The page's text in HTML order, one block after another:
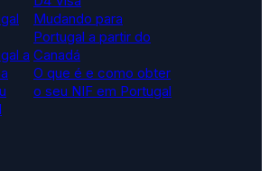
a
Mudando para
Portugal a partir do
Canadá
O que é e como obter
o seu NIF em Portugal